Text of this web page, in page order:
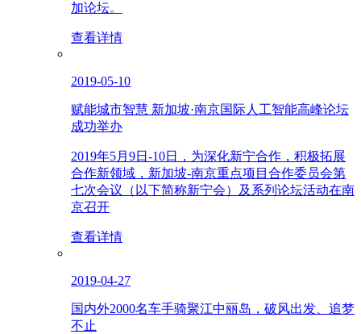
加论坛。
查看详情
2019-05-10
赋能城市智慧 新加坡·南京国际人工智能高峰论坛
成功举办
2019年5月9日-10日，为深化新宁合作，积极拓展
合作新领域，新加坡-南京重点项目合作委员会第
七次会议（以下简称新宁会）及系列论坛活动在南
京召开
查看详情
2019-04-27
国内外2000名车手骑聚江中丽岛，破风出发、追梦
不止